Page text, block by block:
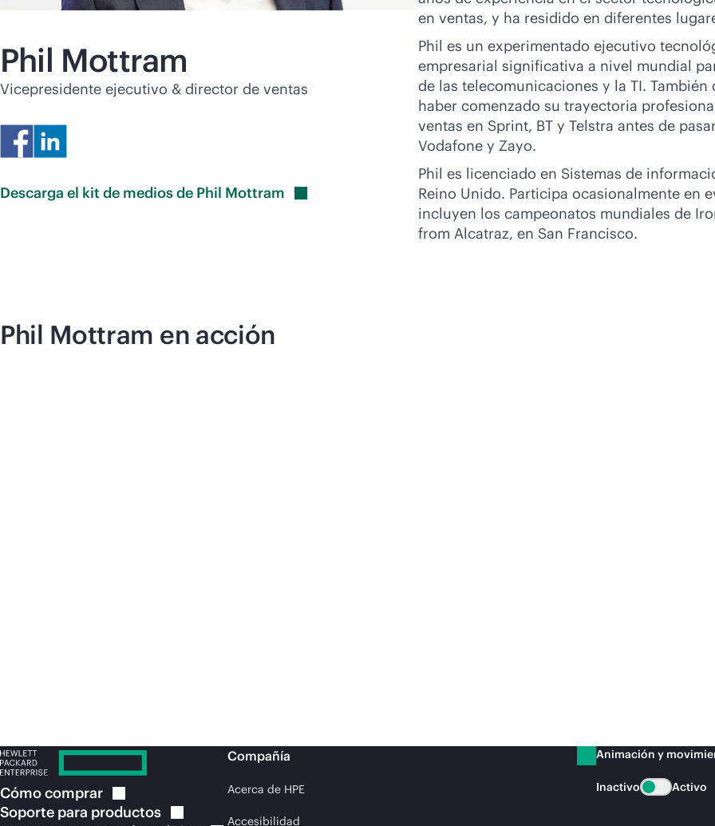
Phil Mottram
Vicepresidente ejecutivo & director de ventas
Descarga el kit de medios de Phil Mottram
en ventas, y ha residido en diferentes
Phil es un experimentado ejecutivo
empresarial significativa a nivel mundial
de las telecomunicaciones y la TI.
haber comenzado su trayectoria
ventas en Sprint, BT y Telstra antes de
Vodafone y Zayo.
Phil es licenciado en Sistemas de
Reino Unido. Participa ocasionalmente en
incluyen los campeonatos mundiales de
from Alcatraz, en San Francisco.
Phil Mottram en acción
Cómocomprar
Soporte para productos
Compañía
Acerca de HPE
Accesibilidad
Animación y
Inactivo Activo